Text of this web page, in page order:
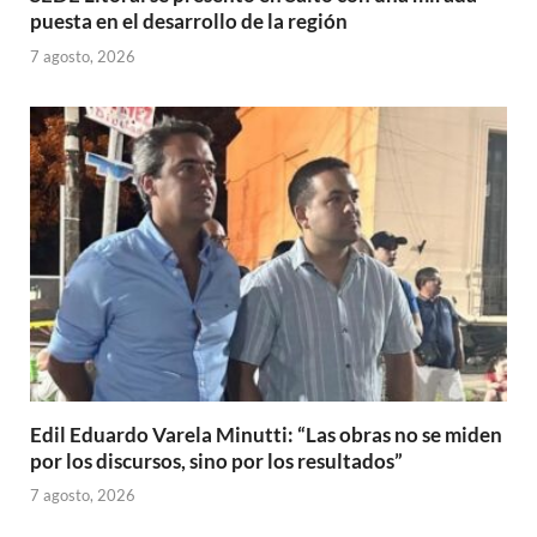
puesta en el desarrollo de la región
7 agosto, 2026
Edil Eduardo Varela Minutti: “Las obras no se miden
por los discursos, sino por los resultados”
7 agosto, 2026